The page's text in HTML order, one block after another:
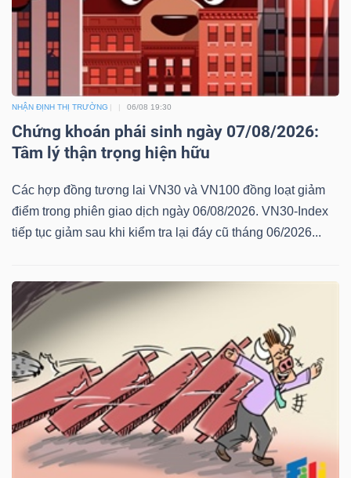
NHẬN ĐỊNH THỊ TRƯỜNG 06/08 19:30
Chứng khoán phái sinh ngày 07/08/2026:
Tâm lý thận trọng hiện hữu
Các hợp đồng tương lai VN30 và VN100 đồng loạt giảm
điểm trong phiên giao dịch ngày 06/08/2026. VN30-Index
tiếp tục giảm sau khi kiểm tra lại đáy cũ tháng 06/2026...